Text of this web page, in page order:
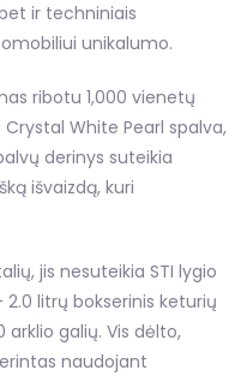
ir techniniais
unikalumo.
ribotu 1,000 vienetų
White Pearl spalva,
derinys suteikia
išvaizdą, kuri
jis nesuteikia STI lygio
litrų bokserinis keturių
galių. Vis dėlto,
naudojant